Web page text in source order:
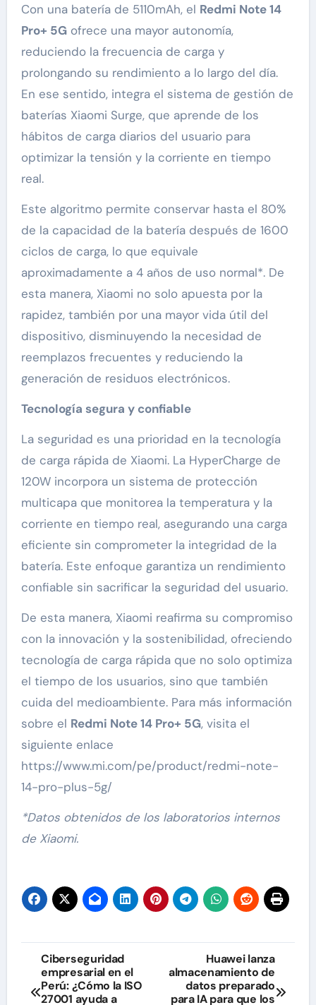
Con una batería de 5110mAh, el Redmi Note 14
Pro+ 5Gofrece una mayor autonomía,
reduciendo la frecuencia de carga y
prolongando su rendimiento a lo largo del día.
En ese sentido, integra el sistema de gestión de
baterías Xiaomi Surge, que aprende de los
hábitos de carga diarios del usuario para
optimizar la tensión y la corriente en tiempo
real.
Este algoritmo permite conservar hasta el 80%
de la capacidad de la batería después de 1600
ciclos de carga, lo que equivale
aproximadamente a 4 años de uso normal*. De
esta manera, Xiaomi no solo apuesta por la
rapidez, también por una mayor vida útil del
dispositivo, disminuyendo la necesidad de
reemplazos frecuentes y reduciendo la
generación de residuos electrónicos.
Tecnología segura y confiable
La seguridad es una prioridad en la tecnología
de carga rápida de Xiaomi. La HyperCharge de
120W incorpora un sistema de protección
multicapa que monitorea la temperatura y la
corriente en tiempo real, asegurando una carga
eficiente sin comprometer la integridad de la
batería. Este enfoque garantiza un rendimiento
confiable sin sacrificar la seguridad del usuario.
De esta manera, Xiaomi reafirma su compromiso
con la innovación y la sostenibilidad, ofreciendo
tecnología de carga rápida que no solo optimiza
el tiempo de los usuarios, sino que también
cuida del medioambiente. Para más información
sobre el Redmi Note 14 Pro+ 5G, visita el
siguiente enlace
https://www.mi.com/pe/product/redmi-note-
14-pro-plus-5g/
*Datos obtenidos de los laboratorios internos
de Xiaomi.
Navegación
de
Ciberseguridad
empresarial en el
Perú: ¿Cómo la ISO
27001 ayuda a
Huawei lanza
almacenamiento de
datos preparado
para IA para que los